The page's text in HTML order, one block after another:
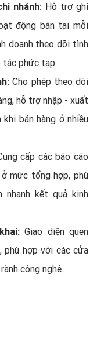
nhánh: Hỗ trợ ghi
động bán tại mỗi
doanh theo dõi tình
tác phức tạp.
Cho phép theo dõi
hỗ trợ nhập - xuất
bán hàng ở nhiều
cấp các báo cáo
mức tổng hợp, phù
nhanh kết quả kinh
Giao diện quen
phù hợp với các cửa
công nghệ.